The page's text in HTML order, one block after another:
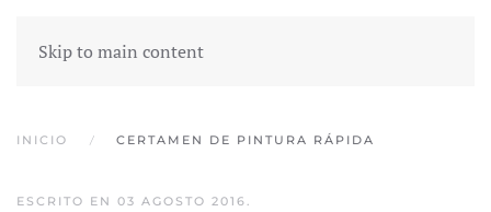
Skip to main content
INICIO CERTAMEN DE PINTURA RÁPIDA
ESCRITO EN 03 AGOSTO 2016.